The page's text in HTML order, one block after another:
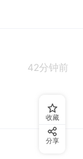
42分钟前
收藏
分享